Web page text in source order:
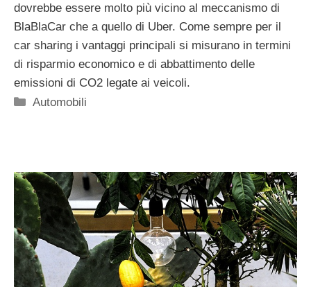
dovrebbe essere molto più vicino al meccanismo di
BlaBlaCar che a quello di Uber. Come sempre per il
car sharing i vantaggi principali si misurano in termini
di risparmio economico e di abbattimento delle
emissioni di CO2 legate ai veicoli.
Categorie
Automobili